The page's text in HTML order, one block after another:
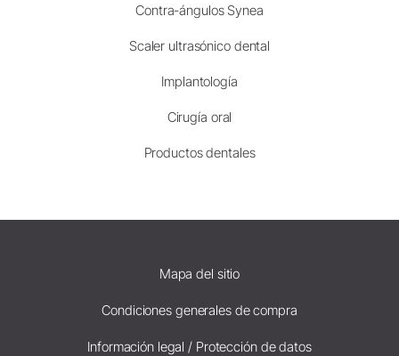
Contra-ángulos Synea
Scaler ultrasónico dental
Implantología
Cirugía oral
Productos dentales
Mapa del sitio
Condiciones generales de compra
Información legal / Protección de datos